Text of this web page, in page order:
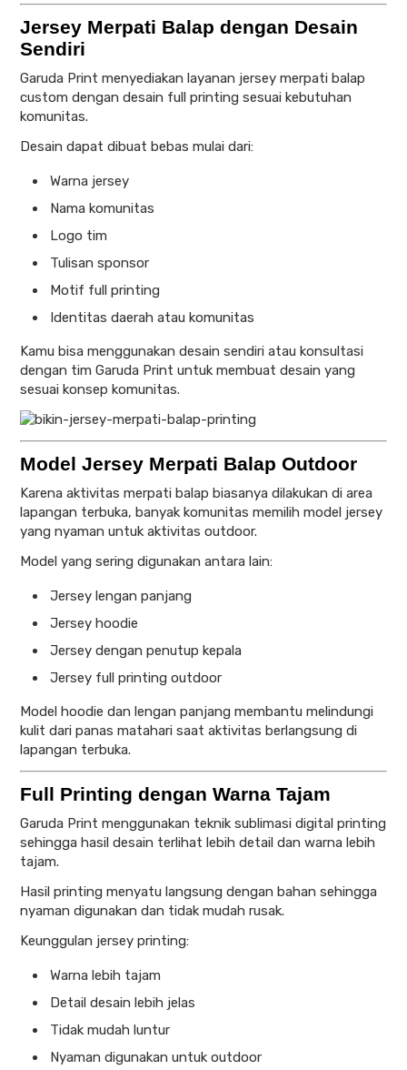
Jersey Merpati Balap dengan Desain
Sendiri
Garuda Print menyediakan layanan jersey merpati balap
custom dengan desain full printing sesuai kebutuhan
komunitas.
Desain dapat dibuat bebas mulai dari:
Warna jersey
Nama komunitas
Logo tim
Tulisan sponsor
Motif full printing
Identitas daerah atau komunitas
Kamu bisa menggunakan desain sendiri atau konsultasi
dengan tim Garuda Print untuk membuat desain yang
sesuai konsep komunitas.
Model Jersey Merpati Balap Outdoor
Karena aktivitas merpati balap biasanya dilakukan di area
lapangan terbuka, banyak komunitas memilih model jersey
yang nyaman untuk aktivitas outdoor.
Model yang sering digunakan antara lain:
Jersey lengan panjang
Jersey hoodie
Jersey dengan penutup kepala
Jersey full printing outdoor
Model hoodie dan lengan panjang membantu melindungi
kulit dari panas matahari saat aktivitas berlangsung di
lapangan terbuka.
Full Printing dengan Warna Tajam
Garuda Print menggunakan teknik sublimasi digital printing
sehingga hasil desain terlihat lebih detail dan warna lebih
tajam.
Hasil printing menyatu langsung dengan bahan sehingga
nyaman digunakan dan tidak mudah rusak.
Keunggulan jersey printing:
Warna lebih tajam
Detail desain lebih jelas
Tidak mudah luntur
Nyaman digunakan untuk outdoor